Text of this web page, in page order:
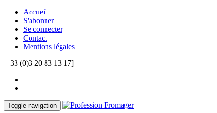
Accueil
S'abonner
Se connecter
Contact
Mentions légales
+ 33 (0)3 20 83 13 17]
Toggle navigation